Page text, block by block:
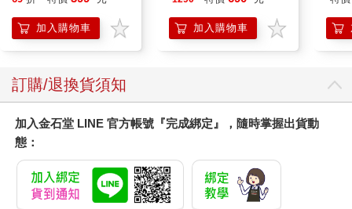
企鵝 加入購物車
膝熱敷 【單入組】
加入購物車
訂購/退換貨須知
加入金石堂 LINE 官方帳號『完成綁定』，隨時掌握出貨動
態：